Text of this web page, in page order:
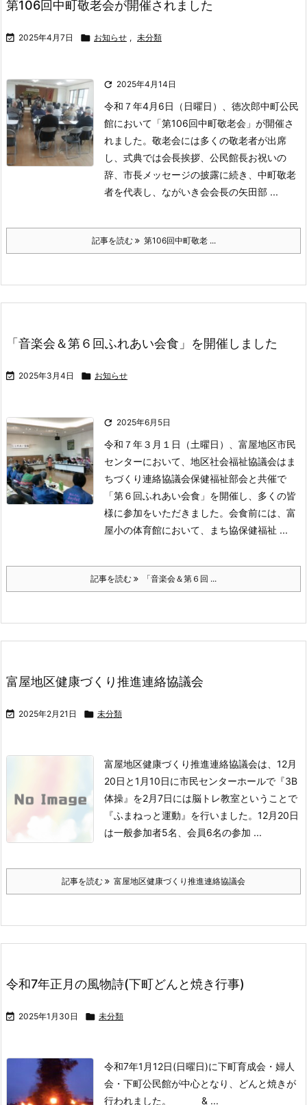
第106回中町敬老会が開催されました
 2025年4月7日  お知らせ , 未分類
 2025年4月14日
令和７年4月6日（日曜日）、徳次郎中町公民
館において「第106回中町敬老会」が開催さ
れました。 敬老会には多くの敬老者が出席
し、式典では会長挨拶、公民館長お祝いの
辞、市長メッセージの披露に続き、中町敬老
者を代表し、ながいき会会長の矢田部 ...
記事を読む 第106回中町敬老 ...
「音楽会＆第６回ふれあい会食」を開催しました
 2025年3月4日  お知らせ
 2025年6月5日
令和７年３月１日（土曜日）、富屋地区市民
センターにおいて、地区社会福祉協議会はま
ちづくり連絡協議会保健福祉部会と共催で
「第６回ふれあい会食」を開催し、多くの皆
様に参加をいただきました。 会食前には、富
屋小の体育館において、まち協保健福祉 ...
記事を読む 「音楽会＆第６回 ...
富屋地区健康づくり推進連絡協議会
 2025年2月21日  未分類
富屋地区健康づくり推進連絡協議会は、12月
20日と1月10日に市民センターホールで 『3B
体操』を2月7日には脳トレ教室ということで
『ふまねっと運動』を行いました。 12月20日
は一般参加者5名、会員6名の参加 ...
記事を読む 富屋地区健康づくり推進連絡協議会
令和7年正月の風物詩(下町どんと焼き行事)
 2025年1月30日  未分類
令和7年1月12日(日曜日)に下町育成会・婦人
会・下町公民館が中心となり、どんと焼きが
行われました。 & ...